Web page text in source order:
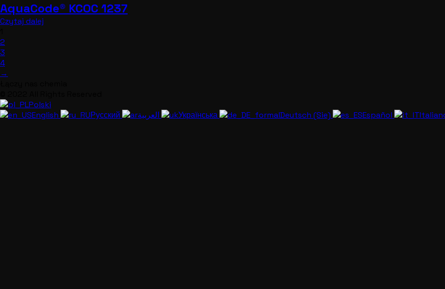
AquaCode® KCOC 1237
Czytaj dalej
2
3
4
→
Polski
English
Русский Українська Deutsch (Sie) Español